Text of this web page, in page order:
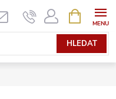
HLEDAT
NÁKUPNÍ
KOŠÍK